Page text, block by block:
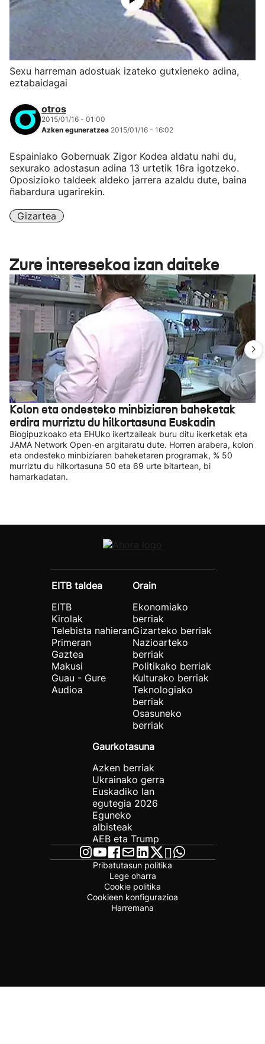
Sexu harreman adostuak izateko gutxieneko adina,
eztabaidagai
otros
2015/01/16 - 01:00
Azken eguneratzea 2015/01/16 - 16:02
Espainiako Gobernuak Zigor Kodea aldatu nahi du,
sexurako adostasun adina 13 urtetik 16ra igotzeko.
Oposizioko taldeek aldeko jarrera azaldu dute, baina
ñabardura ugarirekin.
Gizartea
Zure interesekoa izan daiteke
Kolon eta ondesteko minbiziaren baheketak
erdira murriztu du hilkortasuna Euskadin
Biogipuzkoako eta EHUko ikertzaileak buru ditu ikerketak eta
JAMA Network Open-en argitaratu dute. Horren arabera, kolon
eta ondesteko minbiziaren baheketaren programak, % 50
murriztu du hilkortasuna 50 eta 69 urte bitartean, bi
hamarkadatan.
EITB taldea
EITB
Kirolak
Telebista nahieran
Primeran
Gaztea
Makusi
Guau - Gure
Audioa
Orain
Ekonomiako
berriak
Gizarteko berriak
Nazioarteko
berriak
Politikako berriak
Kulturako berriak
Teknologiako
berriak
Osasuneko
berriak
Gaurkotasuna
Azken berriak
Ukrainako gerra
Euskadiko lan
egutegia 2026
Eguneko
albisteak
AEB eta Trump
Pribatutasun politika
Lege oharra
Cookie politika
Cookieen konfigurazioa
Harremana